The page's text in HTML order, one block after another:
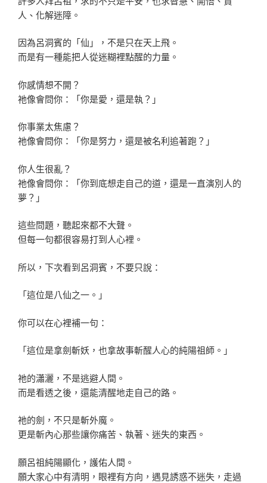
人、化解迷障。
因為呂洞賓的「仙」，不是只在天上飛。
而是有一種能把人從迷糊裡點醒的力量。
你感情想不開？
祂像會問你：「你是愛，還是執？」
你事業太焦慮？
祂像會問你：「你是努力，還是被名利追著跑？」
你人生很亂？
祂像會問你：「你到底想走自己的道，還是一直演別人的
夢？」
這些問題，聽起來都不大聲。
但每一句都很容易打到人心裡。
所以，下次看到呂洞賓，不要只說：
「這位是八仙之一。」
你可以在心裡補一句：
「這位是拿劍斬妖，也拿故事斬醒人心的純陽祖師。」
祂的瀟灑，不是逃避人間。
而是看透之後，還能清醒地走自己的路。
祂的劍，不只是斬外魔。
更是斬內心那些讓你痛苦、執著、迷失的東西。
願呂祖純陽顯化，護佑人間。
願大家心中有清明，眼裡有方向，遇見誘惑不迷失，走過